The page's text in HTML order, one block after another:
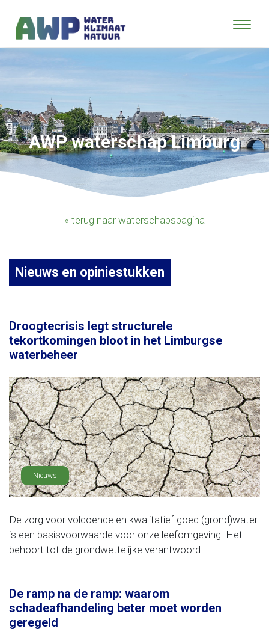
AWP waterschap Limburg
« terug naar waterschapspagina
Nieuws en opiniestukken
Droogtecrisis legt structurele
tekortkomingen bloot in het Limburgse
waterbeheer
Nieuws
De zorg voor voldoende en kwalitatief goed (grond)water
is een basisvoorwaarde voor onze leefomgeving. Het
behoort tot de grondwettelijke verantwoord......
De ramp na de ramp: waarom
schadeafhandeling beter moet worden
geregeld